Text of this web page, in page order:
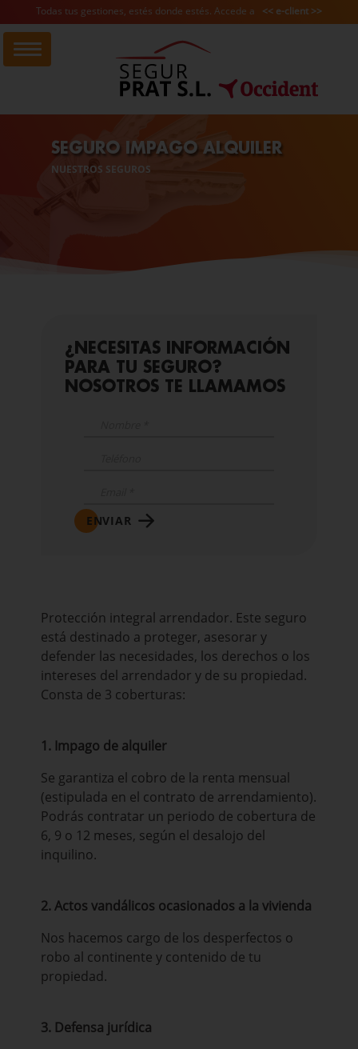
Todas tus gestiones, estés donde estés. Accede a << e-client >>
SEGURO IMPAGO ALQUILER
NUESTROS SEGUROS
¿NECESITAS INFORMACIÓN
PARA TU SEGURO?
NOSOTROS TE LLAMAMOS
ENVIAR
Protección integral arrendador. Este seguro
está destinado a proteger, asesorar y
defender las necesidades, los derechos o los
intereses del arrendador y de su propiedad.
Consta de 3 coberturas:
1. Impago de alquiler
Se garantiza el cobro de la renta mensual
(estipulada en el contrato de arrendamiento).
Podrás contratar un periodo de cobertura de
6, 9 o 12 meses, según el desalojo del
inquilino.
2. Actos vandálicos ocasionados a la vivienda
Nos hacemos cargo de los desperfectos o
robo al continente y contenido de tu
propiedad.
3. Defensa jurídica